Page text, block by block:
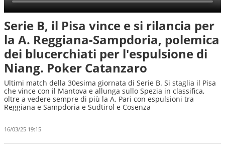
Serie B, il Pisa vince e si rilancia per
la A. Reggiana-Sampdoria, polemica
dei blucerchiati per l'espulsione di
Niang. Poker Catanzaro
Ultimi match della 30esima giornata di Serie B. Si staglia il Pisa
che vince con il Mantova e allunga sullo Spezia in classifica,
oltre a vedere sempre di più la A. Pari con espulsioni tra
Reggiana e Sampdoria e Sudtirol e Cosenza
16/03/25 19:15